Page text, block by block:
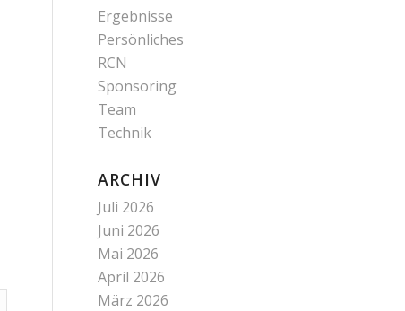
Ergebnisse
Persönliches
RCN
Sponsoring
Team
Technik
ARCHIV
Juli 2026
Juni 2026
Mai 2026
April 2026
März 2026